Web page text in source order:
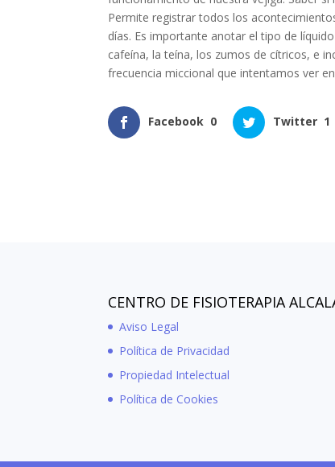
Permite registrar todos los
días. Es importante anotar el tipo de
cafeína, la teína, los zumos de cítricos, e
frecuencia miccional que intentamos ver
Facebook 0 Twitter 1
CENTRO DE FISIOTERAPIA
Aviso Legal
Política de Privacidad
Propiedad Intelectual
Política de Cookies